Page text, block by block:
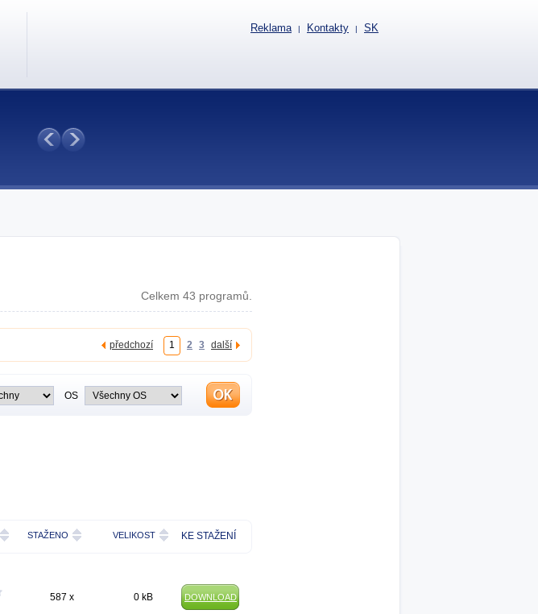
Celkem 43 programů.
předchozí 1 2 3 další
OS
STAŽENO VELIKOST KE STAŽENÍ
587 x 0 kB DOWNLOAD
Reklama | Kontakty | SK